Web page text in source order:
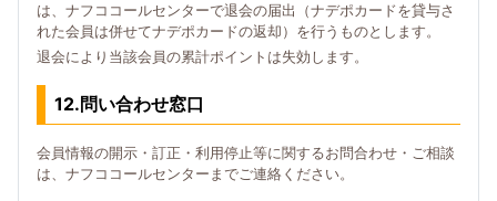
は、ナフココールセンターで退会の届出（ナデポカードを貸与さ
れた会員は併せてナデポカードの返却）を行うものとします。
退会により当該会員の累計ポイントは失効します。
12.問い合わせ窓口
会員情報の開示・訂正・利用停止等に関するお問合わせ・ご相談
は、ナフココールセンターまでご連絡ください。